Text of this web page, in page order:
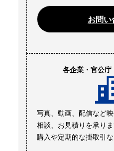
お問い
各企業・官公庁
写真、動画、配信など
相談、お見積りを承り
購入や定期的な掛取引